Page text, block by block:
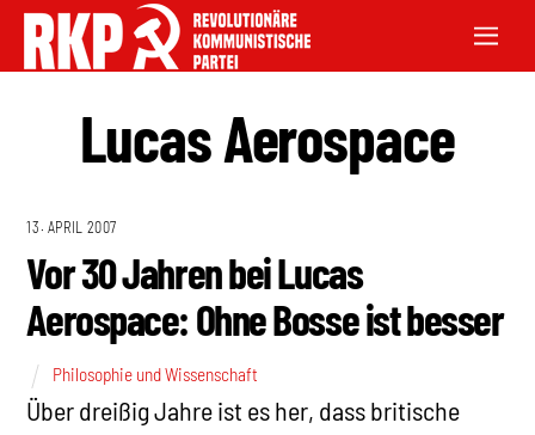
Lucas Aerospace
13. APRIL 2007
Vor 30 Jahren bei Lucas
Aerospace: Ohne Bosse ist besser
Philosophie und Wissenschaft
Über dreißig Jahre ist es her, dass britische